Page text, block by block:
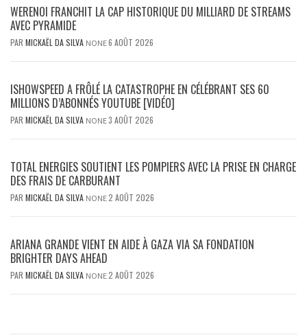
WERENOI FRANCHIT LA CAP HISTORIQUE DU MILLIARD DE STREAMS
AVEC PYRAMIDE
PAR MICKAËL DA SILVA NONE6 AOÛT 2026
ISHOWSPEED A FRÔLÉ LA CATASTROPHE EN CÉLÉBRANT SES 60
MILLIONS D’ABONNÉS YOUTUBE [VIDÉO]
PAR MICKAËL DA SILVA NONE3 AOÛT 2026
TOTAL ENERGIES SOUTIENT LES POMPIERS AVEC LA PRISE EN CHARGE
DES FRAIS DE CARBURANT
PAR MICKAËL DA SILVA NONE2 AOÛT 2026
ARIANA GRANDE VIENT EN AIDE À GAZA VIA SA FONDATION
BRIGHTER DAYS AHEAD
PAR MICKAËL DA SILVA NONE2 AOÛT 2026